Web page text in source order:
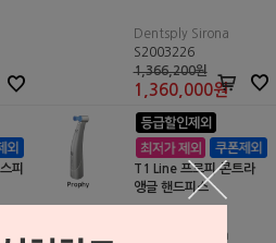
Dentsply Sirona
S2003226
1,366,200원
1,360,000원
피
T1 Line 프로피 콘트라
앵글 핸드피스
Dentsply Sirona